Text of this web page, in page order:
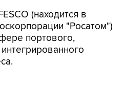
(находится в
"Росатом")
портового,